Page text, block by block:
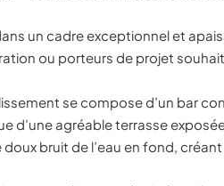
un cadre exceptionnel et
ou porteurs de projet
se compose d’un bar
d’une agréable terrasse
doux bruit de l’eau en fond,